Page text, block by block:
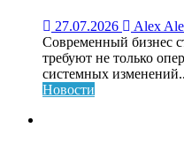
27.07.2026 Alex
Современный бизнес
требуют не только
системных
Новости